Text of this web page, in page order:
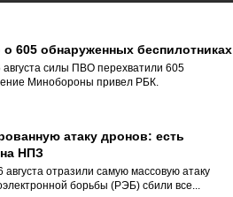
605 обнаруженных беспилотниках
августа силы ПВО перехватили 605
Минобороны привел РБК.
атаку дронов: есть
НПЗ
августа отразили самую массовую атаку
борьбы (РЭБ) сбили все...